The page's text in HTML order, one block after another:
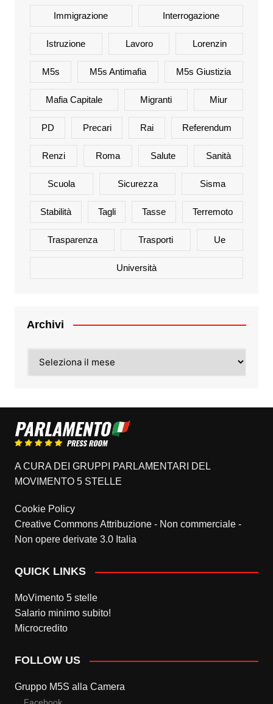
Immigrazione Interrogazione
Istruzione Lavoro Lorenzin
M5s M5s Antimafia M5s Giustizia
Mafia Capitale Migranti Miur
PD Precari Rai Referendum
Renzi Roma Salute Sanità
Scuola Sicurezza Sisma
Stabilità Tagli Tasse Terremoto
Trasparenza Trasporti Ue
Università
Archivi
A CURA DEI GRUPPI PARLAMENTARI DEL
MOVIMENTO 5 STELLE
Cookie Policy
Creative Commons Attribuzione - Non commerciale -
Non opere derivate 3.0 Italia
QUICK LINKS
MoVimento 5 stelle
Salario minimo subito!
Microcredito
FOLLOW US
Gruppo M5S alla Camera